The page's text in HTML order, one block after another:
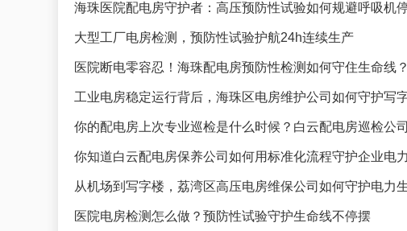
海珠医院配电房守护者：高压预防性试验如何规避呼吸机
大型工厂电房检测，预防性试验护航24h连续生产
医院断电零容忍！海珠配电房预防性检测如何守住生命线？
工业电房稳定运行背后，海珠区电房维护公司如何守护写
你的配电房上次专业巡检是什么时候？白云配电房巡检公
你知道白云配电房保养公司如何用标准化流程守护企业电
从机场到写字楼，荔湾区高压电房维保公司如何守护电力
医院电房检测怎么做？预防性试验守护生命线不停摆